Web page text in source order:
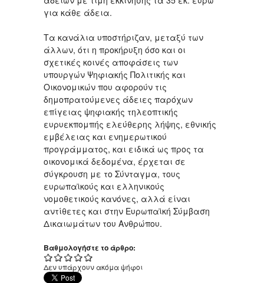
για κάθε άδεια.
Τα κανάλια υποστήριζαν, μεταξύ των
άλλων, ότι η προκήρυξη όσο και οι
σχετικές κοινές αποφάσεις των
υπουργών Ψηφιακής Πολιτικής και
Οικονομικών που αφορούν τις
δημοπρατούμενες άδειες παρόχων
επίγειας ψηφιακής τηλεοπτικής
ευρυεκπομπής ελεύθερης λήψης, εθνικής
εμβέλειας και ενημερωτικού
προγράμματος, και ειδικά ως προς τα
οικονομικά δεδομένα, έρχεται σε
σύγκρουση με το Σύνταγμα, τους
ευρωπαϊκούς και ελληνικούς
νομοθετικούς κανόνες, αλλά είναι
αντίθετες και στην Ευρωπαϊκή Σύμβαση
Δικαιωμάτων του Ανθρώπου.
Βαθμολογήστε το άρθρο:
Δεν υπάρχουν ακόμα ψήφοι